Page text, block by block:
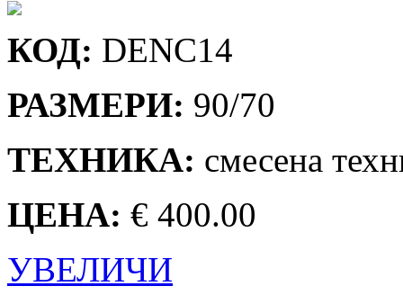
КОД: DENC14
РАЗМЕРИ: 90/70
ТЕХНИКА: смесена
ЦЕНА: € 400.00
УВЕЛИЧИ